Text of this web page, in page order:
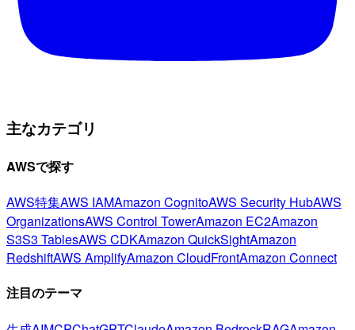
主なカテゴリ
AWSで探す
AWS特集AWS IAMAmazon CognitoAWS Security HubAWS
OrganizationsAWS Control TowerAmazon EC2Amazon
S3S3 TablesAWS CDKAmazon QuickSightAmazon
RedshiftAWS AmplifyAmazon CloudFrontAmazon Connect
注目のテーマ